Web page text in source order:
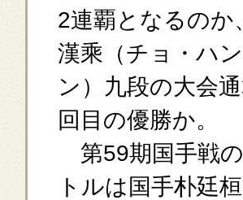
2連覇となるのか
漢乘（チョ・ハ
ン）九段の大会
回目の優勝か。
第59期国手戦
トルは国手朴廷